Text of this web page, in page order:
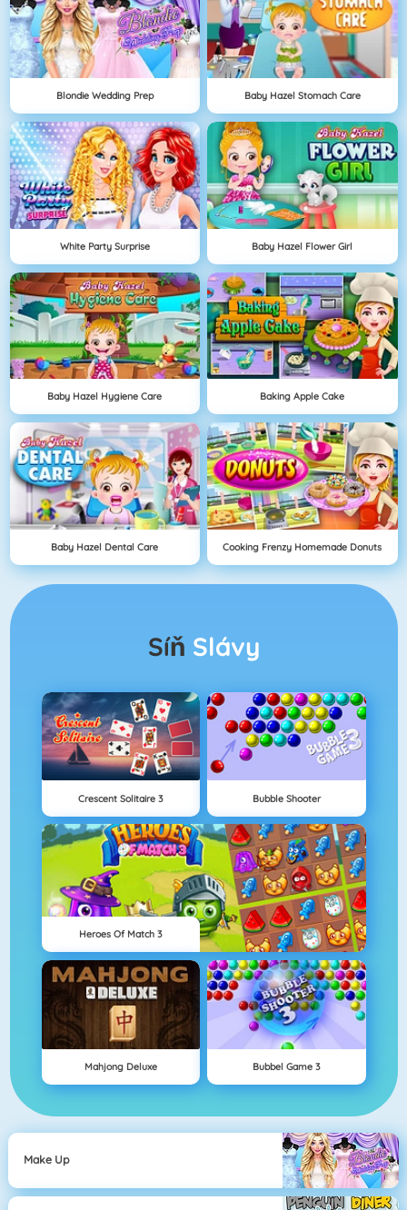
Blondie Wedding Prep Baby Hazel Stomach Care
White Party Surprise Baby Hazel Flower Girl
Baby Hazel Hygiene Care Baking Apple Cake
Baby Hazel Dental Care Cooking Frenzy Homemade Donuts
Síň Slávy
Crescent Solitaire 3 Bubble Shooter
Heroes Of Match 3
Mahjong Deluxe Bubbel Game 3
Make Up